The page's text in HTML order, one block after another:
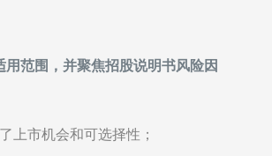
范围，并聚焦招股说明书风险因
上市机会和可选择性；